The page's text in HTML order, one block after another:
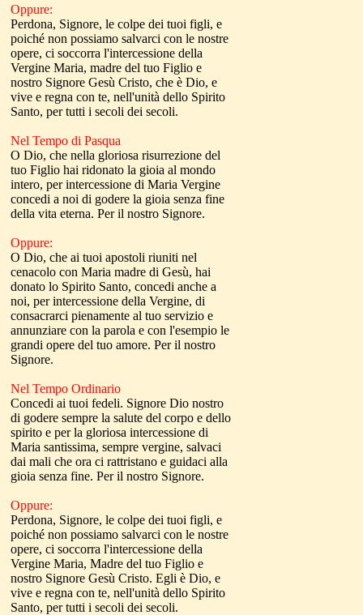
Oppure:
Perdona, Signore, le colpe dei tuoi figli, e
poiché non possiamo salvarci con le nostre
opere, ci soccorra l'intercessione della
Vergine Maria, madre del tuo Figlio e
nostro Signore Gesù Cristo, che è Dio, e
vive e regna con te, nell'unità dello Spirito
Santo, per tutti i secoli dei secoli.
Nel Tempo di Pasqua
O Dio, che nella gloriosa risurrezione del
tuo Figlio hai ridonato la gioia al mondo
intero, per intercessione di Maria Vergine
concedi a noi di godere la gioia senza fine
della vita eterna. Per il nostro Signore.
Oppure:
O Dio, che ai tuoi apostoli riuniti nel
cenacolo con Maria madre di Gesù, hai
donato lo Spirito Santo, concedi anche a
noi, per intercessione della Vergine, di
consacrarci pienamente al tuo servizio e
annunziare con la parola e con l'esempio le
grandi opere del tuo amore. Per il nostro
Signore.
Nel Tempo Ordinario
Concedi ai tuoi fedeli. Signore Dio nostro
di godere sempre la salute del corpo e dello
spirito e per la gloriosa intercessione di
Maria santissima, sempre vergine, salvaci
dai mali che ora ci rattristano e guidaci alla
gioia senza fine. Per il nostro Signore.
Oppure:
Perdona, Signore, le colpe dei tuoi figli, e
poiché non possiamo salvarci con le nostre
opere, ci soccorra l'intercessione della
Vergine Maria, Madre del tuo Figlio e
nostro Signore Gesù Cristo. Egli è Dio, e
vive e regna con te, nell'unità dello Spirito
Santo, per tutti i secoli dei secoli.